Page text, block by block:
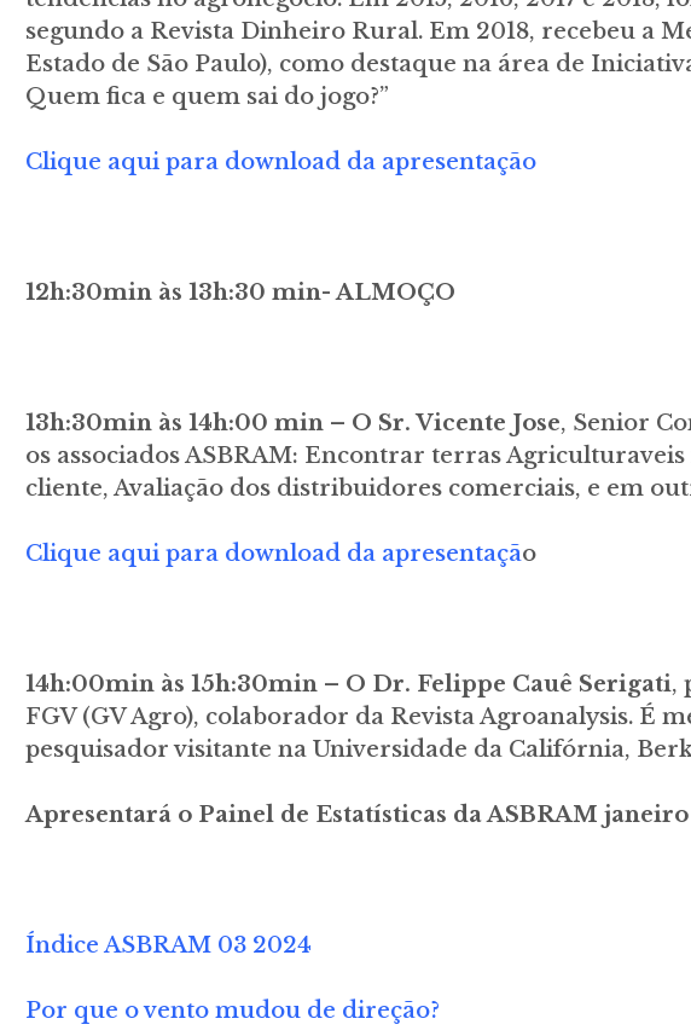
segundo a Revista Dinheiro Rural. Em 2018, recebeu a
Estado de São Paulo), como destaque na área de
Quem fica e quem sai do jogo?”
Clique aqui para download da apresentação
12h:30min às 13h:30 min- ALMOÇO
13h:30min às 14h:00 min – O Sr. Vicente Jose, Senior
os associados ASBRAM: Encontrar terras
cliente, Avaliação dos distribuidores comerciais, e em
Clique aqui para download da apresentação
14h:00min às 15h:30min – O Dr. Felippe Cauê Serigati,
FGV (GV Agro), colaborador da Revista Agroanalysis. É
pesquisador visitante na Universidade da Califórnia,
Apresentará o Painel de Estatísticas da ASBRAM
Índice ASBRAM 03 2024
Por que o vento mudou de direção?